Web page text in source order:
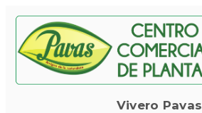
Vivero Pavas